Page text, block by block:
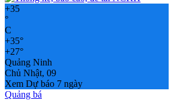
+35
°
C
+35°
+27°
Quảng Ninh
Chủ Nhật, 09
Xem Dự báo 7 ngày
Quảng bá